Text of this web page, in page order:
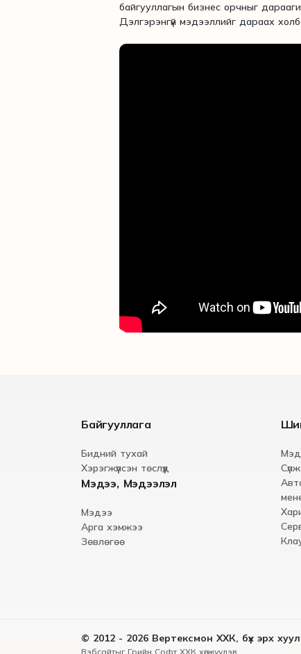
байгууллагын бизнес орчныг
Дэлгэрэнгүй мэдээллийг дараах
Байгууллага
Бидний тухай
Хэрэгжүүлсэн төслүүд
Мэдээ, Мэдээлэл
Мэдээ
Арга хэмжээ
Зөвлөгөө
© 2012 - 2026 Вертексмон ХХК, бүх эрх
Вэбсайтыг Грийн Софт ХХК хөгжүүлэв